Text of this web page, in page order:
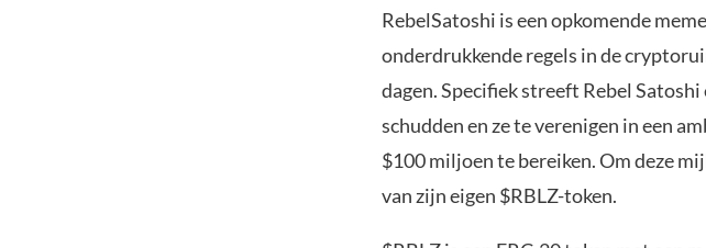
RebelSatoshi is een opkomende
onderdrukkende regels in de
dagen. Specifiek streeft Rebel
schudden en ze te verenigen in een
$100 miljoen te bereiken. Om deze
van zijn eigen $RBLZ-token.